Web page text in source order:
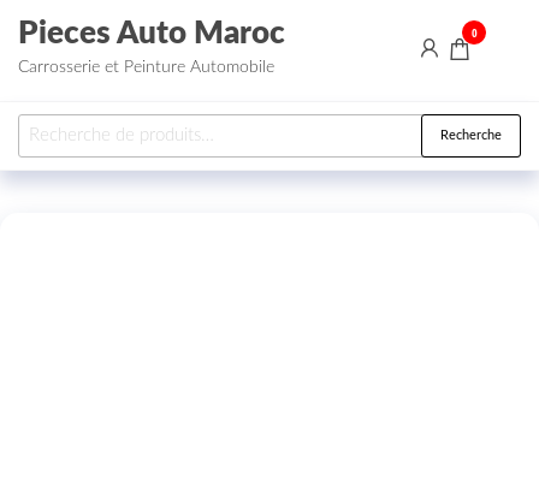
Aller au contenu
Pieces Auto Maroc
Carrosserie et Peinture Automobile
0
Recherche pour : Recherche